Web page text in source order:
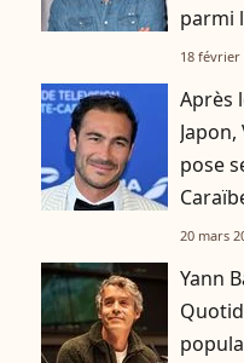
parmi
vogue
18 février
Après
Japon,
pose
20 mars
Yann